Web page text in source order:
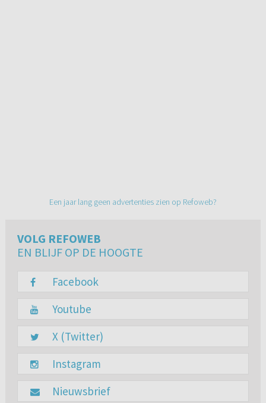
Een jaar lang geen advertenties zien op Refoweb?
VOLG REFOWEB
EN BLIJF OP DE HOOGTE
Facebook
Youtube
X (Twitter)
Instagram
Nieuwsbrief